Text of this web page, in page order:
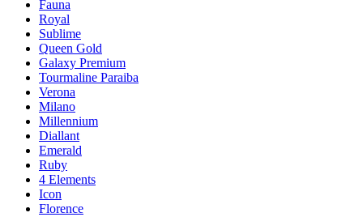
Fauna
Royal
Sublime
Queen Gold
Galaxy Premium
Tourmaline Paraiba
Verona
Milano
Millennium
Diallant
Emerald
Ruby
4 Elements
Icon
Florence